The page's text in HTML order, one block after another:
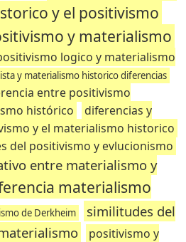
y el positivismo
y materialismo
logico y materialismo
y materialismo historico diferencias
entre positivismo
histórico
diferencias y
y el materialismo historico
del positivismo y evlucionismo
entre materialismo y
materialismo
de Derkheim
similitudes del
positivismo y